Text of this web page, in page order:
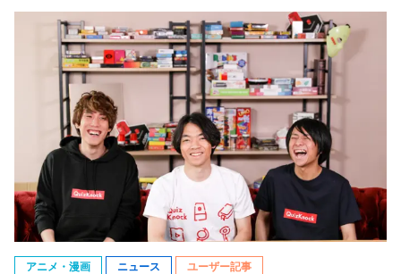
アニメ・漫画 ニュース ユーザー記事